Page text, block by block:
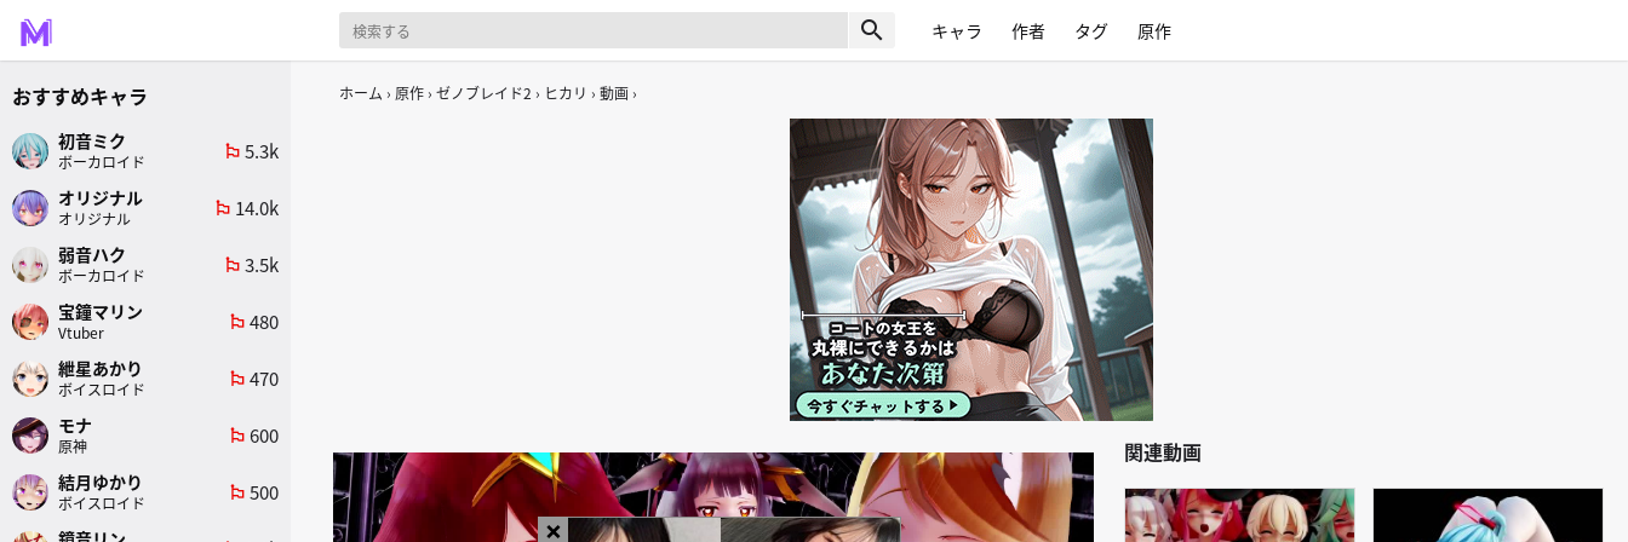
search キャラ 作者 タグ 原作
ホーム 原作 ゼノブレイド2 ヒカリ 動画
×
関連動画
おすすめキャラ
初音ミク
ボーカロイド
emoji_flags 5.3k
オリジナル
オリジナル
emoji_flags 14.0k
弱音ハク
ボーカロイド
emoji_flags 3.5k
宝鐘マリン
Vtuber
emoji_flags 480
紲星あかり
ボイスロイド
emoji_flags 470
モナ
原神
emoji_flags 600
結月ゆかり
ボイスロイド
emoji_flags 500